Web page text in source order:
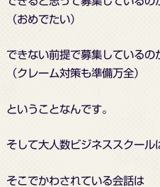
（おめでたい）
できない前提で募集しているの
（クレーム対策も準備万全）
ということなんです。
そして大人数ビジネススクール
そこでかわされている会話は